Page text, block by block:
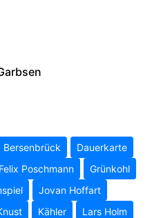
Bersenbrück
Dauerkarte
Felix Poschmann
Grünkohl
Jovan Hoffart
Kähler
Lars Holm